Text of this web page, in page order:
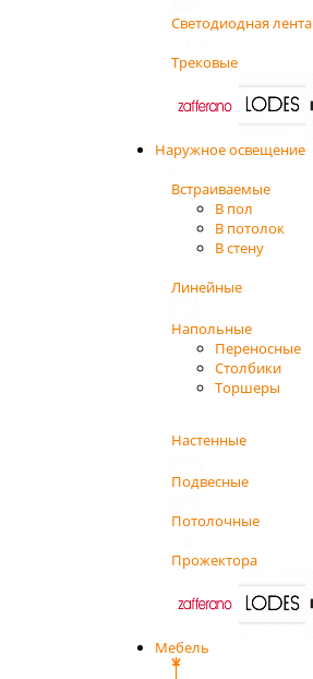
Светодиодная лента
Трековые
Наружное освещение
Встраиваемые
В пол
В потолок
В стену
Линейные
Напольные
Переносные
Столбики
Торшеры
Настенные
Подвесные
Потолочные
Прожектора
Мебель